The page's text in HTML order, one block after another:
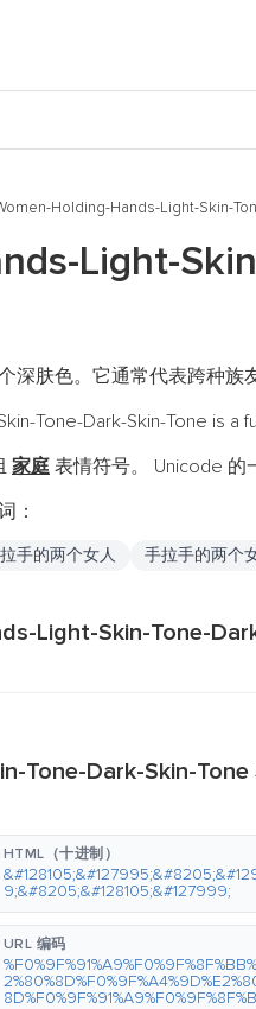
Holding-Hands-Light-Skin-
Light-
深肤色。它通常代表跨种
Tone-Dark-Skin-Tone is a
家庭 表情符号。 Unicode 的
：
手的两个女人 手拉手的两个
Light-Skin-Tone-
Tone-Dark-Skin-
HTML（十进制）
9;&#8205;&#128105;&#127999;
URL 编码